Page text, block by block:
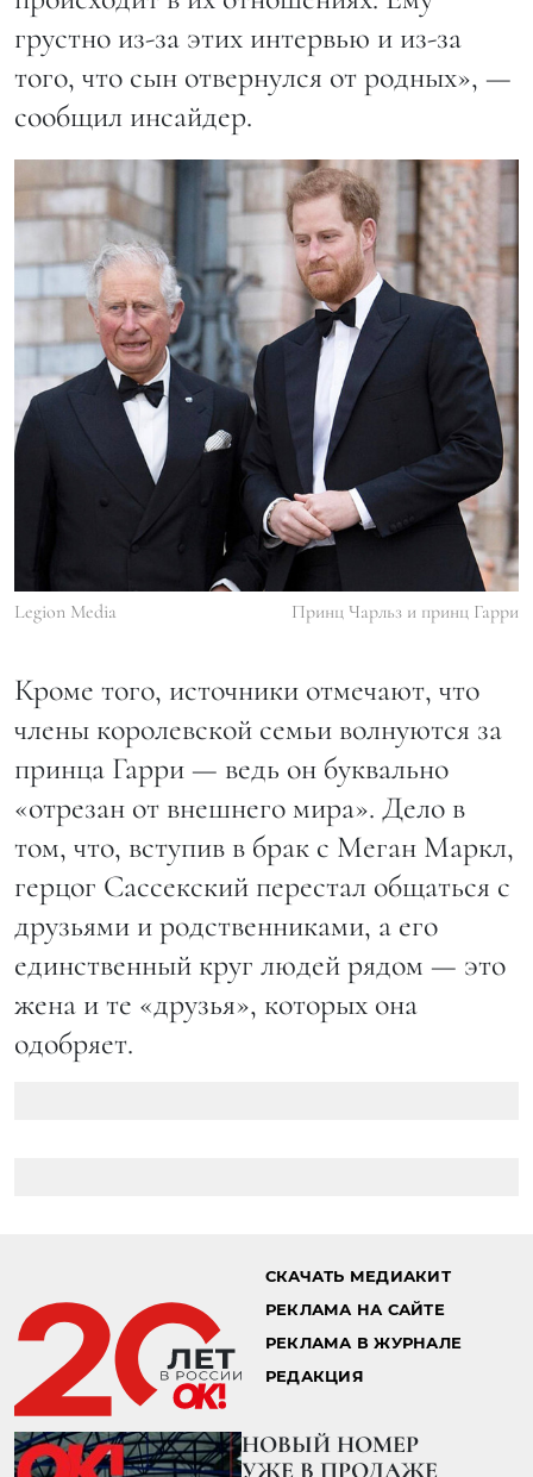
грустно из-за этих интервью и из-за
того, что сын отвернулся от родных», —
сообщил инсайдер.
Legion Media Принц Чарльз и принц Гарри
Кроме того, источники отмечают, что
члены королевской семьи волнуются за
принца Гарри — ведь он буквально
«отрезан от внешнего мира». Дело в
том, что, вступив в брак с Меган Маркл,
герцог Сассекский перестал общаться с
друзьями и родственниками, а его
единственный круг людей рядом — это
жена и те «друзья», которых она
одобряет.
31.08.2022 13:08
СЕКРЕТ СТРОЙНОСТИ
РАСКРЫТ: КАКУЮ ЕДУ
ПРЕДПОЧИТАЕТ КЕЙТ
МИДДЛТОН?